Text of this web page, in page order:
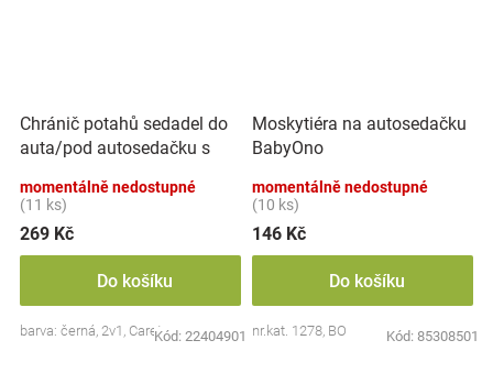
Chránič potahů sedadel do
auta/pod autosedačku s
momentálně nedostupné
(11 ks)
269 Kč
Do košíku
barva: černá, 2v1, Caretero
Kód: 22404901
Moskytiéra na autosedačku
BabyOno
momentálně nedostupné
(10 ks)
146 Kč
Do košíku
nr.kat. 1278, BO Kód: 85308501